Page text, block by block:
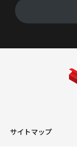
サイトマップ